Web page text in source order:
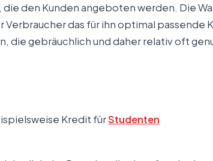
den Kunden angeboten werden. Die
Verbraucher das für ihn optimal
die gebräuchlich und daher relativ oft
Kredit fürStudenten